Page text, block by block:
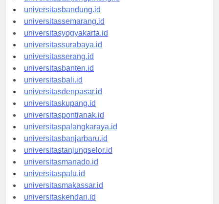
universitastanjungpinang.id
universitasbandung.id
universitassemarang.id
universitasyogyakarta.id
universitassurabaya.id
universitasserang.id
universitasbanten.id
universitasbali.id
universitasdenpasar.id
universitaskupang.id
universitaspontianak.id
universitaspalangkaraya.id
universitasbanjarbaru.id
universitastanjungselor.id
universitasmanado.id
universitaspalu.id
universitasmakassar.id